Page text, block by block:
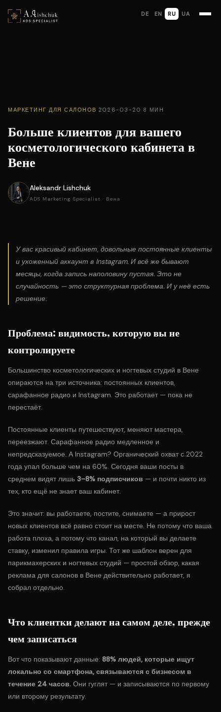
DE EN RU UA
МАРКЕТИНГ ДЛЯ САЛОНОВ 2026-03-20 8 МИН
Больше клиентов для вашего
косметологического кабинета в
Вене
Aleksandr Lishchuk
ADS Marketing Specialist · Вена
У вас красивый кабинет, довольные постоянные клиенты
и ухоженный аккаунт в Instagram. И всё же бывают
месяцы, когда запись наполовину пустая. Это не
случайность — это структурная проблема. И у неё есть
решение.
Проблема: видимость, которую вы не
контролируете
Большинство косметологических и ногтевых студий в Вене
опираются на три источника: постоянных клиентов,
сарафанное радио и Instagram. Это работает — пока не
перестаёт.
Постоянные клиенты путешествуют, меняют мастера,
переезжают. Сарафанное радио медленное и
непредсказуемое. А Instagram? Органический охват с 2022
года упал больше чем на 60%. Сегодня ваши посты в
среднем видят лишь 3–8% подписчиков — и почти никто из
тех, кто ещё не знает ваш кабинет.
Это значит: вы работаете, постите, снимаете — а прирост
новых клиентов всё равно стоит на месте. Не потому что ваша
работа плоха, а потому что канал, на который вы делаете
ставку, изменил правила игры. Тот же шаблон верен для
парикмахерских и ногтевых студий — простой обзор, какая
реклама для салонов в Вене действительно работает, я
собрал отдельно.
Что клиентки делают на самом деле, прежде
чем записаться
Вот что показывают данные: 88% людей, которые ищут
локально со смартфона, связываются с бизнесом в
течение 24 часов. Они гуглят — и записываются по первому
или второму результату.